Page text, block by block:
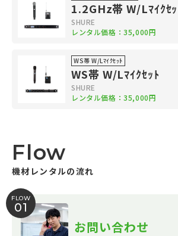
1.2GHz帯 W/Lﾏｲｸｾ
SHURE
レンタル価格：35,000円
WS帯 W/Lﾏｲｸｾｯﾄ
WS帯 W/Lﾏｲｸｾｯﾄ
SHURE
レンタル価格：35,000円
Flow
機材レンタルの流れ
FLOW
01
お問い合わせ